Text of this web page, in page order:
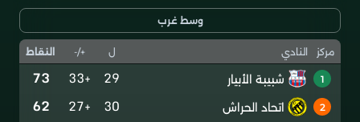
وسط غرب
مركز النادي ل +/- النقاط
1 شبيبة الأبيار 29
+33
73
2 اتحاد الحراش 30
+27
62